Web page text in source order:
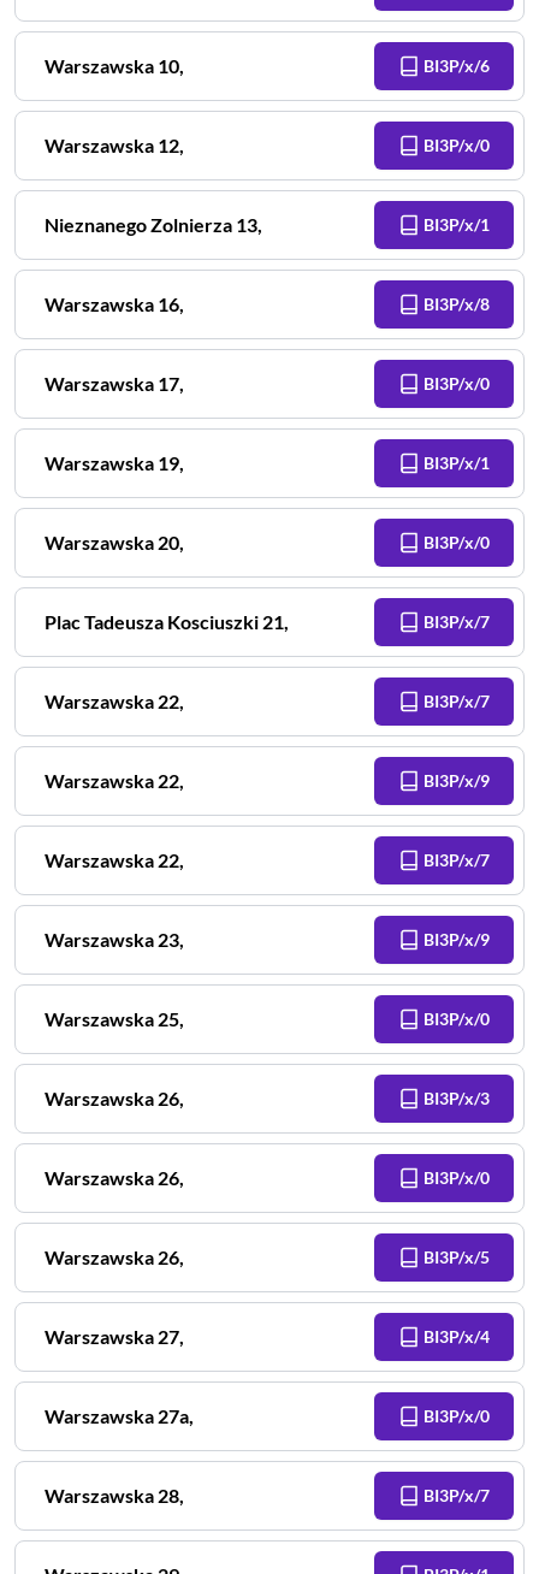
Warszawska 10, BI3P/x/6
Warszawska 12, BI3P/x/0
Nieznanego Zolnierza 13, BI3P/x/1
Warszawska 16, BI3P/x/8
Warszawska 17, BI3P/x/0
Warszawska 19, BI3P/x/1
Warszawska 20, BI3P/x/0
Plac Tadeusza Kosciuszki 21, BI3P/x/7
Warszawska 22, BI3P/x/7
Warszawska 22, BI3P/x/9
Warszawska 22, BI3P/x/7
Warszawska 23, BI3P/x/9
Warszawska 25, BI3P/x/0
Warszawska 26, BI3P/x/3
Warszawska 26, BI3P/x/0
Warszawska 26, BI3P/x/5
Warszawska 27, BI3P/x/4
Warszawska 27a, BI3P/x/0
Warszawska 28, BI3P/x/7